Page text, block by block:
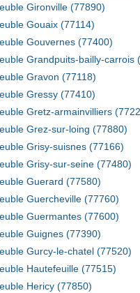
Gironville (77890)
Gouaix (77114)
Gouvernes (77400)
Grandpuits-bailly-carrois
Gravon (77118)
Gressy (77410)
Gretz-armainvilliers
Grez-sur-loing (77880)
Grisy-suisnes (77166)
Grisy-sur-seine (77480)
Guerard (77580)
Guercheville (77760)
Guermantes (77600)
Guignes (77390)
Gurcy-le-chatel (77520)
Hautefeuille (77515)
Hericy (77850)